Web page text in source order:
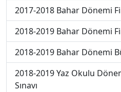
2017-2018 Bahar Dönemi
2018-2019 Bahar Dönemi
2018-2019 Bahar Dönemi
2018-2019 Yaz Okulu
Sınavı